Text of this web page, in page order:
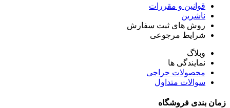
قوانین و مقررات
ناشرین
روش های ثبت سفارش
شرایط مرجوعی
وبلاگ
نمایندگی ها
محصولات حراجی
سوالات متداول
زمان بندی فروشگاه